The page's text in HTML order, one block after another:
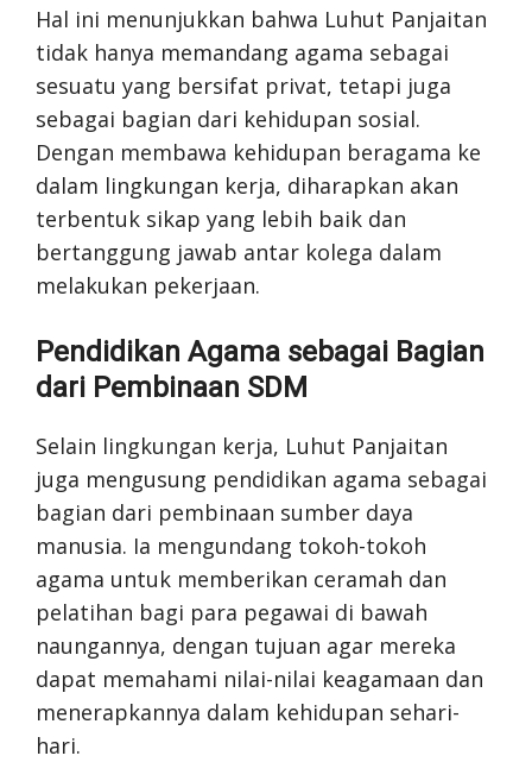
Hal ini menunjukkan bahwa Luhut Panjaitan
tidak hanya memandang agama sebagai
sesuatu yang bersifat privat, tetapi juga
sebagai bagian dari kehidupan sosial.
Dengan membawa kehidupan beragama ke
dalam lingkungan kerja, diharapkan akan
terbentuk sikap yang lebih baik dan
bertanggung jawab antar kolega dalam
melakukan pekerjaan.
Pendidikan Agama sebagai Bagian
dari Pembinaan SDM
Selain lingkungan kerja, Luhut Panjaitan
juga mengusung pendidikan agama sebagai
bagian dari pembinaan sumber daya
manusia. Ia mengundang tokoh-tokoh
agama untuk memberikan ceramah dan
pelatihan bagi para pegawai di bawah
naungannya, dengan tujuan agar mereka
dapat memahami nilai-nilai keagamaan dan
menerapkannya dalam kehidupan sehari-
hari.